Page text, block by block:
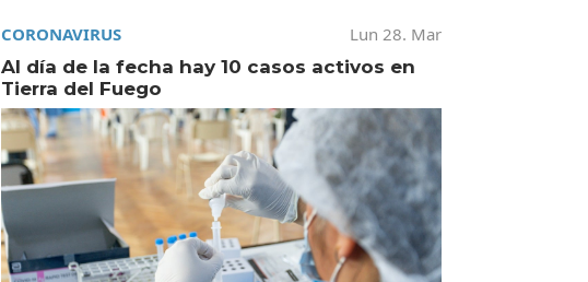
CORONAVIRUS
Lun 28. Mar
Al día de la fecha hay 10 casos activos en
Tierra del Fuego